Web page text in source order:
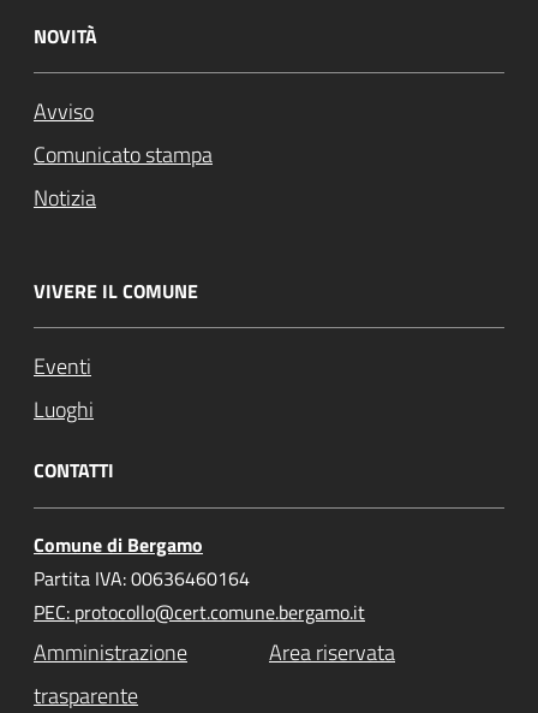
NOVITÀ
Avviso
Comunicato stampa
Notizia
VIVERE IL COMUNE
Eventi
Luoghi
CONTATTI
Comune di Bergamo
Partita IVA: 00636460164
PEC: protocollo@cert.comune.bergamo.it
Amministrazione
trasparente
Area riservata